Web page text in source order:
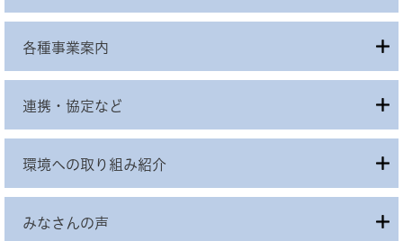
各種事業案内
連携・協定など
環境への取り組み紹介
みなさんの声